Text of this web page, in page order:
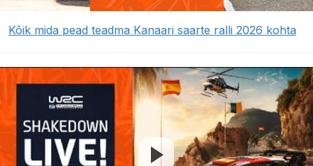
Kõik mida pead teadma Kanaari saarte ralli 2026 kohta